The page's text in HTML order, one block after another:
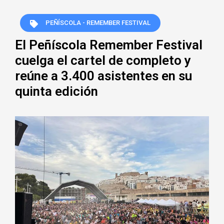
PEÑÍSCOLA - REMEMBER FESTIVAL
El Peñíscola Remember Festival
cuelga el cartel de completo y
reúne a 3.400 asistentes en su
quinta edición